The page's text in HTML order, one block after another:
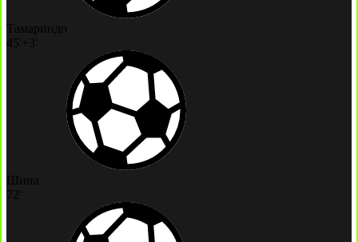
Тамариндо
45'+3'
Шина
72'